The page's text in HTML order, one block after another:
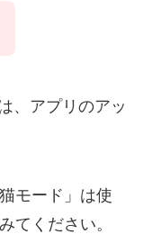
、アプリのアッ
モード」は使
てください。